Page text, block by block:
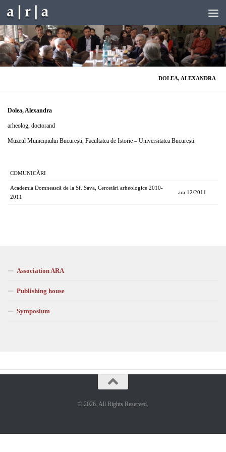
Skip to content
DOLEA, ALEXANDRA
Dolea, Alexandra
arheolog, doctorand
Muzeul Municipiului București, Facultatea de Istorie – Universitatea București
COMUNICĂRI
Academia Domnească de la Sf. Sava, Cercetări arheologice 2010-
2011
ara 12/2011
Association ARA
Publishing house
Symposium
© 2026. All Rights Reserved.